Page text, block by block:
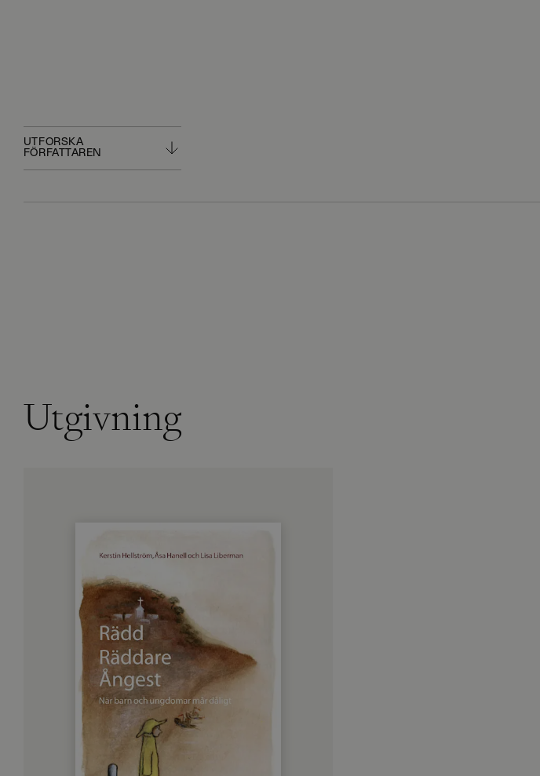
UTFORSKA
FÖRFATTAREN
Utgivning